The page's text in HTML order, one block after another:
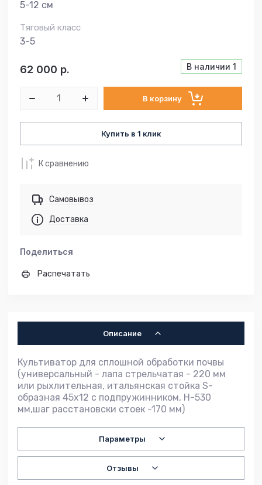
5-12 см
Тяговый класс
3-5
В наличии 1
62 000 р.
В корзину
Купить в 1 клик
К сравнению
Самовывоз
Доставка
Поделиться
Распечатать
Описание
Культиватор для сплошной обработки почвы
(универсальный - лапа стрельчатая - 220 мм
или рыхлительная, итальянская стойка S-
образная 45х12 с подпружинником, H-530
мм,шаг расстановски стоек -170 мм)
Параметры
Отзывы